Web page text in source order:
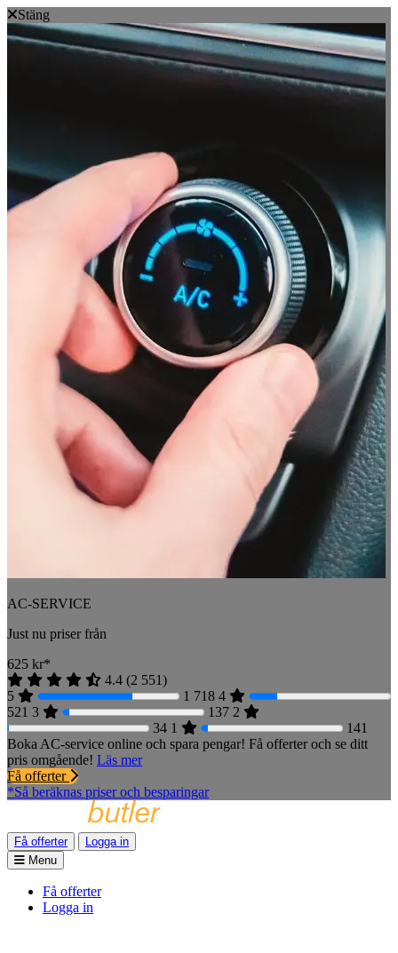
Stäng
AC-SERVICE
Just nu priser från
625 kr*
4.4 (2 551)
5
1 718 4
521 3 137 2
34 1
141
Boka AC-service online och spara pengar! Få offerter och se ditt
pris omgående! Läs mer
Få offerter
*Så beräknas priser och besparingar
Få offerter
Logga in
Menu
Få offerter
Logga in